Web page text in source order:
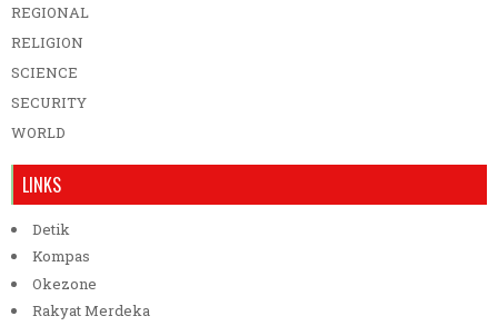
REGIONAL
RELIGION
SCIENCE
SECURITY
WORLD
LINKS
Detik
Kompas
Okezone
Rakyat Merdeka